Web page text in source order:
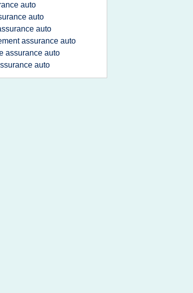
auto
auto
auto
assurance auto
assurance auto
auto